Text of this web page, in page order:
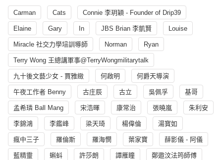
Carman Cats Connie 李玥穎 - Founder of Drip39
Elaine Gary In JBS Brian 李凱賢 Louise
Miracle 社交力學培訓導師 Norman Ryan
Terry Wong 王總講軍事@TerryWongmilitarytalk
九十後文藝少女 - 賈雅緻 何啟明 何爵天導演
午夜工作者 Benny 古庄辰 古立 吳佩孚 基哥
孟希璘 Ball Mang 宋浩暉 康常治 張曉嵐 朱利安
李錦鴻 李鑑峰 梁天琦 楊偉倫 湯寳如
瘋中三子 羅倫斯 羅海憫 葉家寶 薛影儀 - 阿儀
藍精靈 蝌蚪 許莎朗 譚雁瞳 鄭遨汶法筠師傅